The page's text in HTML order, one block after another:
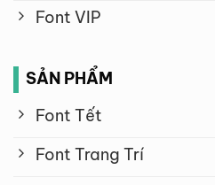
Font VIP
SẢN PHẨM
Font Tết
Font Trang Trí